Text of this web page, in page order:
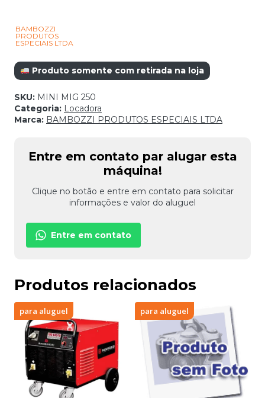
BAMBOZZI
PRODUTOS
ESPECIAIS LTDA
Produto somente com retirada na loja
SKU: MINI MIG 250
Categoria: Locadora
Marca: BAMBOZZI PRODUTOS ESPECIAIS LTDA
Entre em contato par alugar esta
máquina!
Clique no botão e entre em contato para solicitar
informações e valor do aluguel
Entre em contato
Produtos relacionados
para aluguel para aluguel